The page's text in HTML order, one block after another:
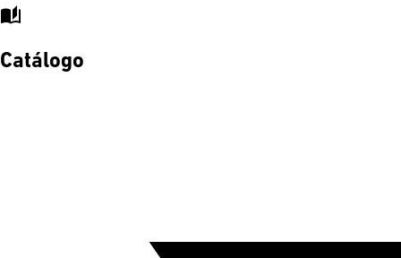
auto_stories
Catálogo